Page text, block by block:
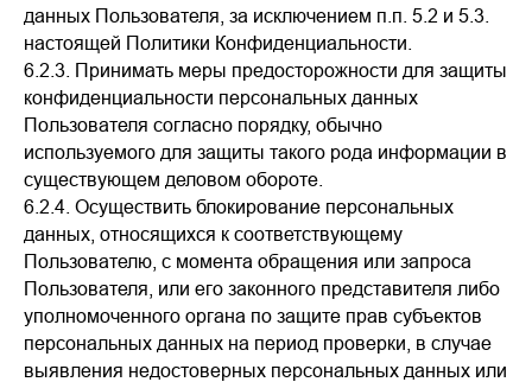
данных Пользователя, за исключением п.п. 5.2 и 5.3.
настоящей Политики Конфиденциальности.
6.2.3. Принимать меры предосторожности для защиты
конфиденциальности персональных данных
Пользователя согласно порядку, обычно
используемого для защиты такого рода информации в
существующем деловом обороте.
6.2.4. Осуществить блокирование персональных
данных, относящихся к соответствующему
Пользователю, с момента обращения или запроса
Пользователя, или его законного представителя либо
уполномоченного органа по защите прав субъектов
персональных данных на период проверки, в случае
выявления недостоверных персональных данных или